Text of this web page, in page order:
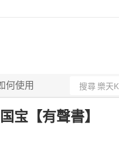
何使用
宝【有聲書】